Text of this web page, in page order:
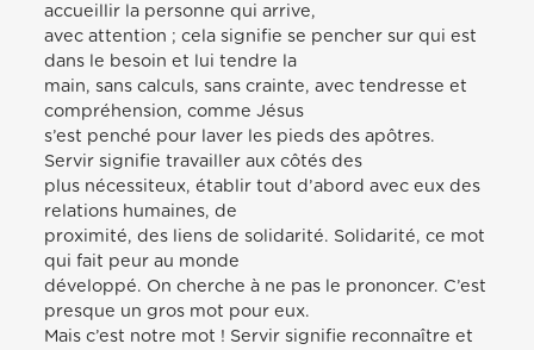
accueillir la personne qui arrive,
avec attention ; cela signifie se pencher sur qui est
dans le besoin et lui tendre la
main, sans calculs, sans crainte, avec tendresse et
compréhension, comme Jésus
s’est penché pour laver les pieds des apôtres.
Servir signifie travailler aux côtés des
plus nécessiteux, établir tout d’abord avec eux des
relations humaines, de
proximité, des liens de solidarité. Solidarité, ce mot
qui fait peur au monde
développé. On cherche à ne pas le prononcer. C’est
presque un gros mot pour eux.
Mais c’est notre mot ! Servir signifie reconnaître et